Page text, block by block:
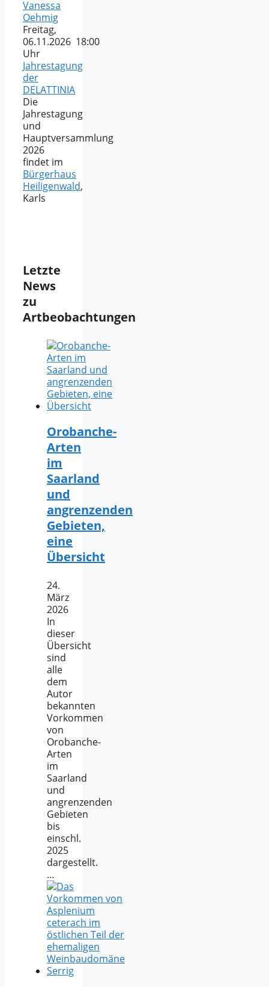
Vanessa
Oehmig
Freitag,
06.11.2026 18:00
Uhr
Jahrestagung
der
DELATTINIA
Die
Jahrestagung
und
Hauptversammlung
2026
findet im
Bürgerhaus
Heiligenwald,
Karls
Letzte
News
zu
Artbeobachtungen
Orobanche-
Arten
im
Saarland
und
angrenzenden
Gebieten,
eine
Übersicht
24.
März
2026
In
dieser
Übersicht
sind
alle
dem
Autor
bekannten
Vorkommen
von
Orobanche-
Arten
im
Saarland
und
angrenzenden
Gebieten
bis
einschl.
2025
dargestellt.
…